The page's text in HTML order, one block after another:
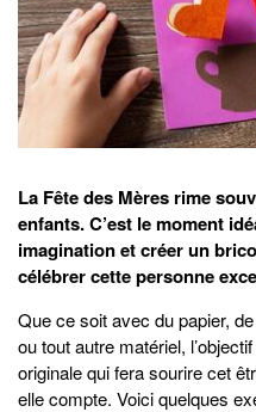
La Fête des Mères rime
enfants. C’est le moment
imagination et créer un
célébrer cette personne
Que ce soit avec du papier,
ou tout autre matériel,
originale qui fera sourire cet
elle compte. Voici quelques